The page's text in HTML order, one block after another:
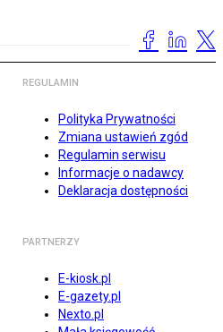
REGULAMIN
Polityka Prywatności
Zmiana ustawień zgód
Regulamin serwisu
Informacje o nadawcy
Deklaracja dostępności
PARTNERZY
E-kiosk.pl
E-gazety.pl
Nexto.pl